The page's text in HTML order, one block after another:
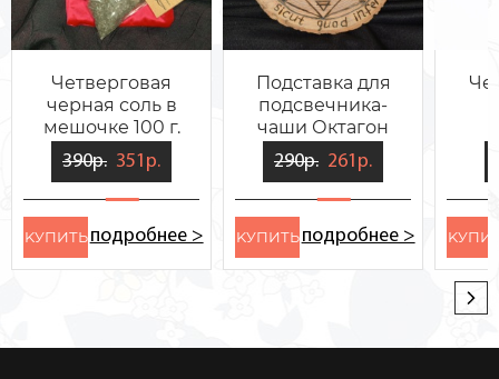
Четверговая
черная соль в
мешочке 100 г.
390р. 351р.
KУПИТЬ подробнее >
Подставка для
подсвечника-
чаши Октагон
Стихий
290р. 261р.
KУПИТЬ подробнее >